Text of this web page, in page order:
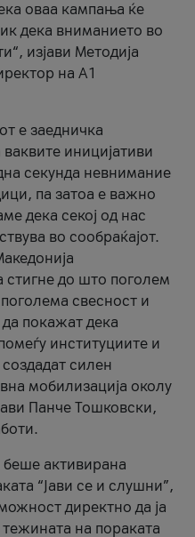
оваа кампања ќе
дека вниманието во
изјави Методија
на А1
е заедничка
иницијативи
секунда невнимание
па затоа е важно
дека секој од нас
во сообраќајот.
стигне до што поголем
свесност и
покажат дека
институциите и
силен
мобилизација околу
Панче Тошковски,
активирана
“Јави се и слушни”,
директно да ја
тежината на пораката